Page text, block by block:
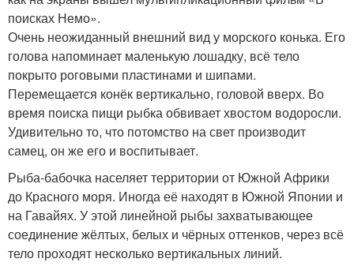
поисках Немо».
Очень неожиданный внешний вид у морского конька. Его
голова напоминает маленькую лошадку, всё тело
покрыто роговыми пластинами и шипами.
Перемещается конёк вертикально, головой вверх. Во
время поиска пищи рыбка обвивает хвостом водоросли.
Удивительно то, что потомство на свет производит
самец, он же его и воспитывает.
Рыба-бабочка населяет территории от Южной Африки
до Красного моря. Иногда её находят в Южной Японии и
на Гавайях. У этой линейной рыбы захватывающее
соединение жёлтых, белых и чёрных оттенков, через всё
тело проходят несколько вертикальных линий.